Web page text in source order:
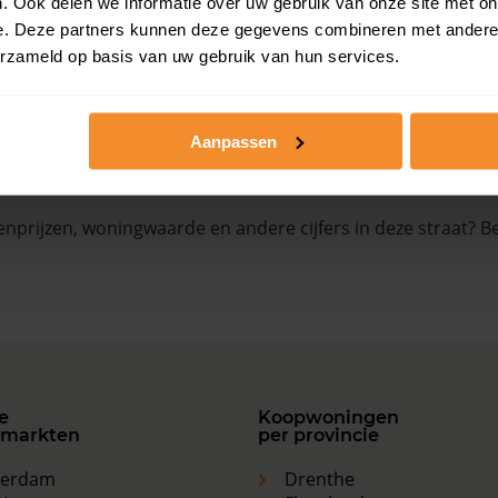
Deze partners kunnen deze gegevens combineren met
op basis van uw gebruik van hun services.
Aanpassen
Op aanvraag
woningwaarde en andere cijfers in deze straat?
Koopwoningen
per provincie
Drenthe